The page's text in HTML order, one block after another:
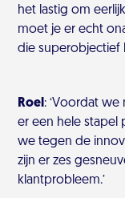
het lastig om
moet je er echt
die superobjectief
Roel : ‘Voordat
er een hele stapel
we tegen de
zijn er zes
klantprobleem.’